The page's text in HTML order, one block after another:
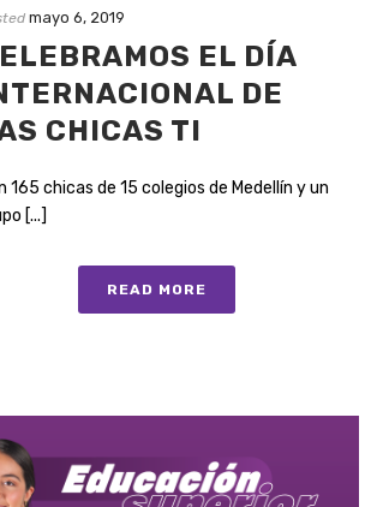
mayo 6, 2019
EL DÍA
DE
CHICAS TI
165 chicas de 15 colegios de Medellín y un
[...]
READ MORE